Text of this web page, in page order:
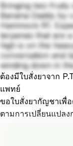
Bringing two fruity
Banana Daddy by
Hammock R1.
terpenes that are
high is on the
conversation and
winding down in
ต้องมีใบสั่งยาจาก
แพทย์
ขอใบสั่งยากัญชาเพื่
ตามการเปลี่ยนแปลง